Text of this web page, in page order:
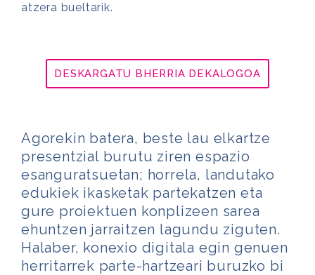
atzera bueltarik.
DESKARGATU BHERRIA DEKALOGOA
Agorekin batera, beste lau elkartze
presentzial burutu ziren espazio
esanguratsuetan; horrela, landutako
edukiek ikasketak partekatzen eta
gure proiektuen konplizeen sarea
ehuntzen jarraitzen lagundu ziguten.
Halaber, konexio digitala egin genuen
herritarrek parte-hartzeari buruzko bi